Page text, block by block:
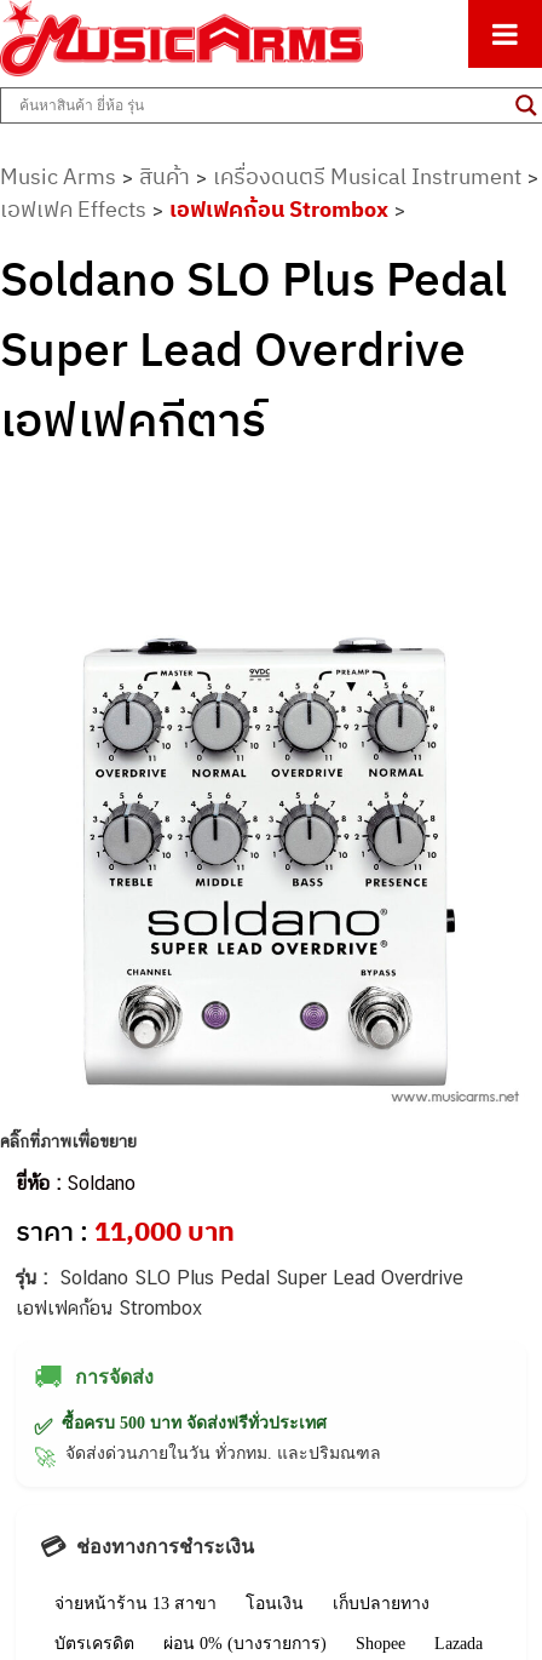
Music Arms
ศูนย์รวมครื่องดนตรีทุกชนิด ตั้งแต่เริ่มต้นถึงมืออาชีพ
Music Arms > สินค้า > เครื่องดนตรี Musical Instrument >
เอฟเฟค Effects > เอฟเฟคก้อน Strombox >
Soldano SLO Plus Pedal
Super Lead Overdrive
เอฟเฟคกีตาร์
คลิ๊กที่ภาพเพื่อขยาย
ยี่ห้อ : Soldano
ราคา : 11,000 บาท
รุ่น : Soldano SLO Plus Pedal Super Lead Overdrive
เอฟเฟคก้อน Strombox
🚚 การจัดส่ง
✅ ซื้อครบ 500 บาท จัดส่งฟรีทั่วประเทศ
🚀 จัดส่งด่วนภายในวัน ทั่วกทม. และปริมณฑล
💳 ช่องทางการชำระเงิน
จ่ายหน้าร้าน 13 สาขา โอนเงิน เก็บปลายทาง
บัตรเครดิต ผ่อน 0% (บางรายการ) Shopee Lazada